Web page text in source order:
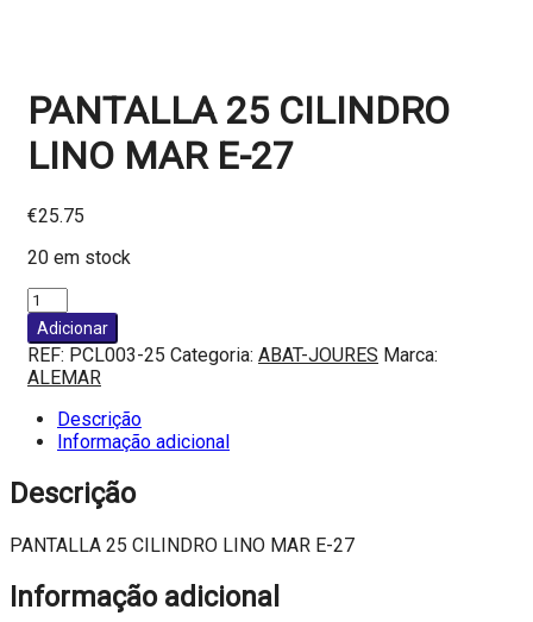
PANTALLA 25 CILINDRO
LINO MAR E-27
€25.75
20 em stock
Quantidade
de
PANTALLA
25
CILINDRO
LINO
MAR
Adicionar
REF: PCL003-25 Categoria: ABAT-JOURES Marca:
ALEMAR
Descrição
Informação adicional
Descrição
PANTALLA 25 CILINDRO LINO MAR E-27
Informação adicional